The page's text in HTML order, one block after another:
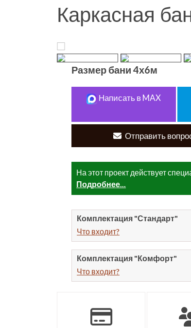
Каркасная
Размер бани 4х6м
Написать в MAX
Отправить
На этот проект действует
Подробнее...
Комплектация "Стандарт"
Что входит?
Комплектация "Комфорт"
Что входит?